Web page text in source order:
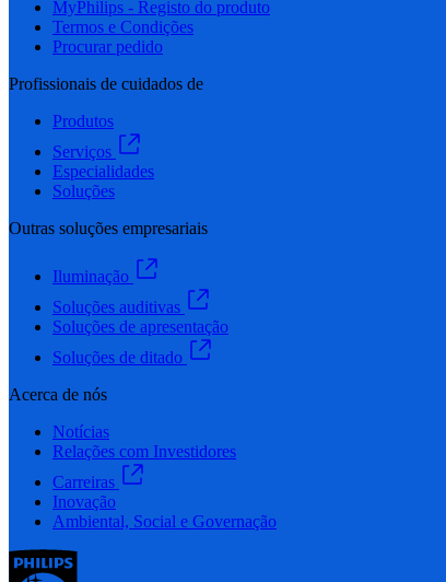
MyPhilips - Registo do produto
Termos e Condições
Procurar pedido
Profissionais de cuidados de
Produtos
Serviços
Especialidades
Soluções
Outras soluções empresariais
Iluminação
Soluções auditivas
Soluções de apresentação
Soluções de ditado
Acerca de nós
Notícias
Relações com Investidores
Carreiras
Inovação
Ambiental, Social e Governação